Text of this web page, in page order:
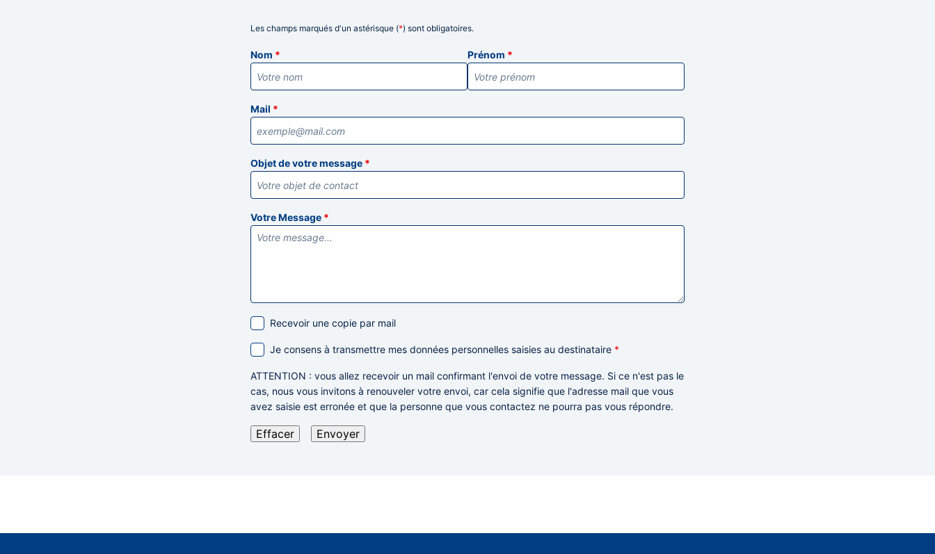
Les champs marqués d'un astérisque (*) sont obligatoires.
Nom * Prénom *
Mail *
Objet de votre message *
Votre Message *
Recevoir une copie par mail
Je consens à transmettre mes données personnelles saisies au destinataire *
ATTENTION : vous allez recevoir un mail confirmant l'envoi de votre message. Si ce n'est pas le
cas, nous vous invitons à renouveler votre envoi, car cela signifie que l'adresse mail que vous
avez saisie est erronée et que la personne que vous contactez ne pourra pas vous répondre.